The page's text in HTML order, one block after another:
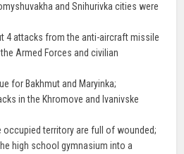
and Snihurivka cities were
4 attacks from the anti-aircraft missile
Armed Forces and civilian
for Bakhmut and Maryinka;
in the Khromove and Ivanivske
territory are full of wounded;
high school gymnasium into a